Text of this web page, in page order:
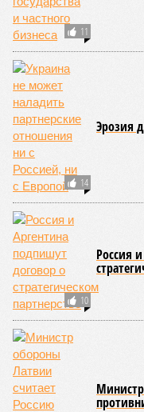
11
14
Эрозия
10
Россия